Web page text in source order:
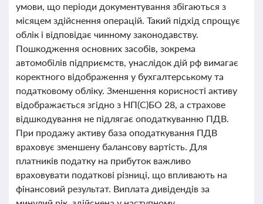
умови, що періоди документування збігаються з
місяцем здійснення операцій. Такий підхід спрощує
облік і відповідає чинному законодавству.
Пошкодження основних засобів, зокрема
автомобілів підприємств, унаслідок дій рф вимагає
коректного відображення у бухгалтерському та
податковому обліку. Зменшення корисності активу
відображається згідно з НП(С)БО 28, а страхове
відшкодування не підлягає оподаткуванню ПДВ.
При продажу активу база оподаткування ПДВ
враховує зменшену балансову вартість. Для
платників податку на прибуток важливо
враховувати податкові різниці, що впливають на
фінансовий результат. Виплата дивідендів за